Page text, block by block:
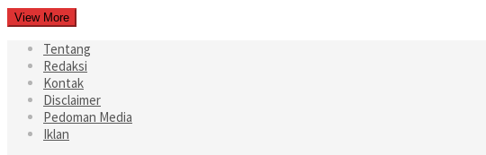
View More
Tentang
Redaksi
Kontak
Disclaimer
Pedoman Media
Iklan